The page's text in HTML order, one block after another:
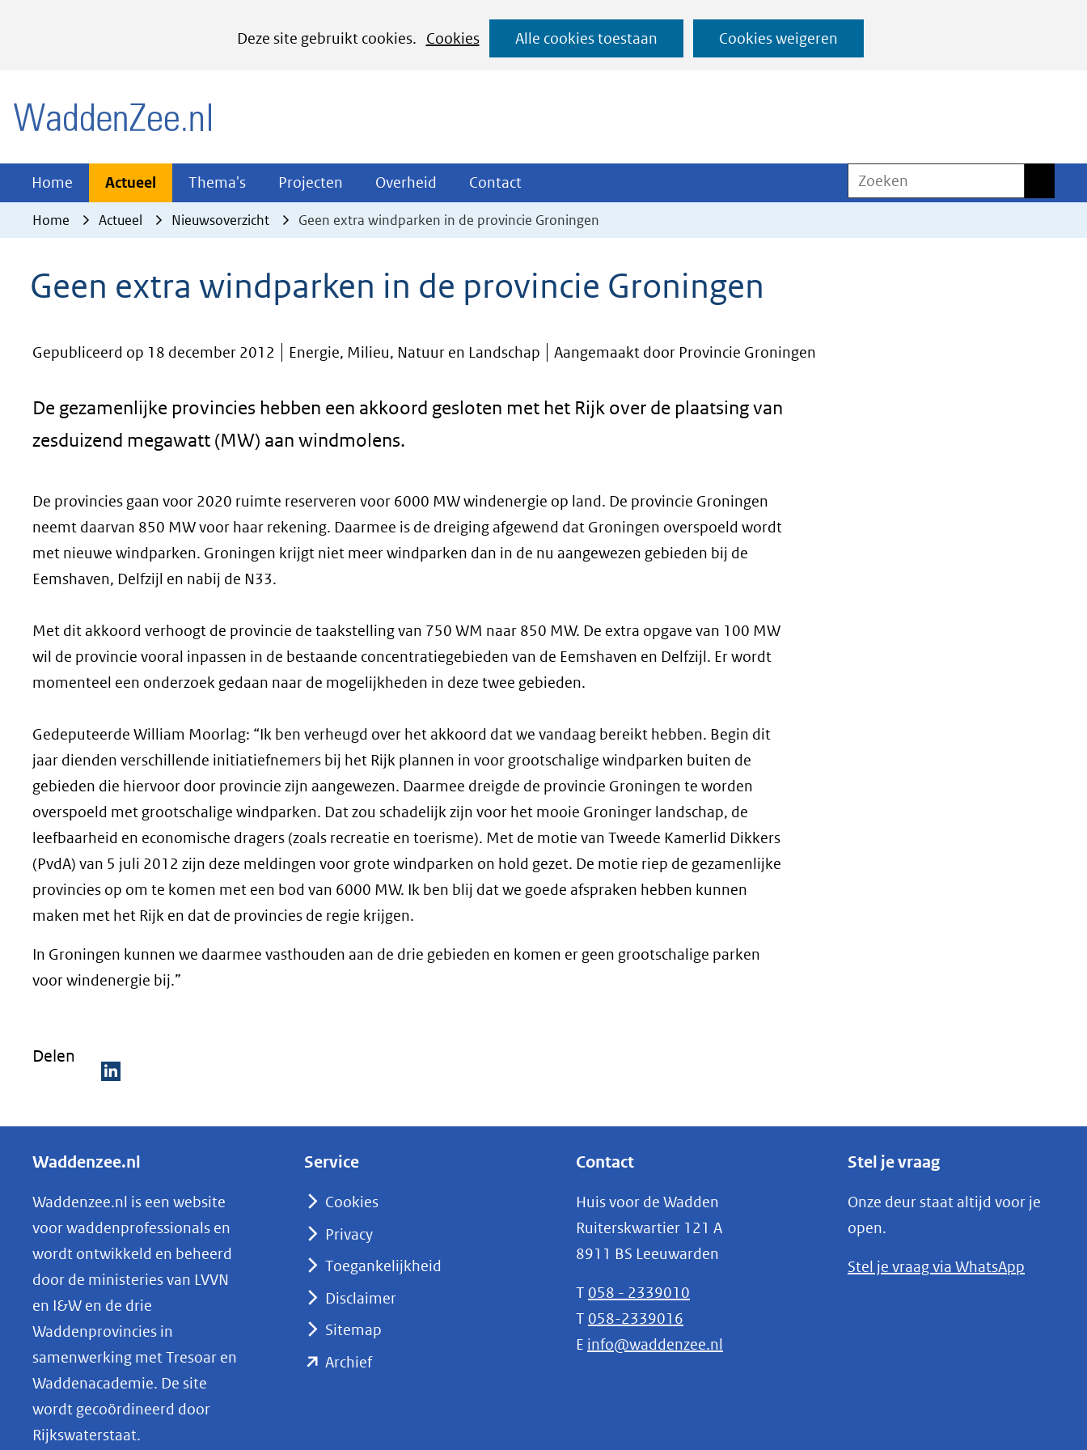
Deze site gebruikt cookies.
Cookies
het
cookies
website
worden
Alle cookies toestaan Cookies weigeren
Ga
naar
Home Actueel Actueel
Uitklappen
Thema's Thema's
Uitklappen
Projecten Projecten
Uitklappen
Overheid Overheid
Uitklappen
Contact
Uitklappen
Zoeken
Home Actueel Nieuwsoverzicht Geen extra windparken in de provincie Groningen
Geen extra windparken in de provincie Groningen
Gepubliceerd op 18 december 2012 Energie, Milieu, Natuur en Landschap Aangemaakt door Provincie Groningen
De gezamenlijke provincies hebben een akkoord gesloten met het Rijk over de plaatsing van
zesduizend megawatt (MW) aan windmolens.
De provincies gaan voor 2020 ruimte reserveren voor 6000 MW windenergie op land. De provincie Groningen
neemt daarvan 850 MW voor haar rekening. Daarmee is de dreiging afgewend dat Groningen overspoeld wordt
met nieuwe windparken. Groningen krijgt niet meer windparken dan in de nu aangewezen gebieden bij de
Eemshaven, Delfzijl en nabij de N33.
Met dit akkoord verhoogt de provincie de taakstelling van 750 WM naar 850 MW. De extra opgave van 100 MW
wil de provincie vooral inpassen in de bestaande concentratiegebieden van de Eemshaven en Delfzijl. Er wordt
momenteel een onderzoek gedaan naar de mogelijkheden in deze twee gebieden.
Gedeputeerde William Moorlag: “Ik ben verheugd over het akkoord dat we vandaag bereikt hebben. Begin dit
jaar dienden verschillende initiatiefnemers bij het Rijk plannen in voor grootschalige windparken buiten de
gebieden die hiervoor door provincie zijn aangewezen. Daarmee dreigde de provincie Groningen te worden
overspoeld met grootschalige windparken. Dat zou schadelijk zijn voor het mooie Groninger landschap, de
leefbaarheid en economische dragers (zoals recreatie en toerisme). Met de motie van Tweede Kamerlid Dikkers
(PvdA) van 5 juli 2012 zijn deze meldingen voor grote windparken on hold gezet. De motie riep de gezamenlijke
provincies op om te komen met een bod van 6000 MW. Ik ben blij dat we goede afspraken hebben kunnen
maken met het Rijk en dat de provincies de regie krijgen.
In Groningen kunnen we daarmee vasthouden aan de drie gebieden en komen er geen grootschalige parken
voor windenergie bij.”
Delen
e
e
n
o
p
L
k
e
d
I
n
Waddenzee.nl
Waddenzee.nl is een website
voor waddenprofessionals en
wordt ontwikkeld en beheerd
door de ministeries van LVVN
en I&W en de drie
Waddenprovincies in
samenwerking met Tresoar en
Waddenacademie. De site
wordt gecoördineerd door
Rijkswaterstaat.
Service
Cookies
Privacy
Toegankelijkheid
Disclaimer
Sitemap
Archief(opent
Contact
Huis voor de Wadden
Ruiterskwartier 121 A
8911 BS Leeuwarden
T 058 - 2339010
T 058-2339016
E info@waddenzee.nl
Stel je vraag
Onze deur staat altijd voor je
open.
Stel je vraag via WhatsApp